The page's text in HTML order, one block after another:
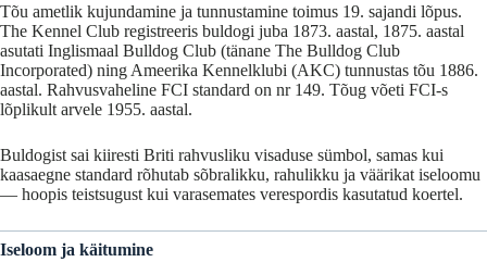
Tõu ametlik kujundamine ja tunnustamine toimus 19. sajandi lõpus.
The Kennel Club registreeris buldogi juba 1873. aastal, 1875. aastal
asutati Inglismaal Bulldog Club (tänane The Bulldog Club
Incorporated) ning Ameerika Kennelklubi (AKC) tunnustas tõu 1886.
aastal. Rahvusvaheline FCI standard on nr 149. Tõug võeti FCI-s
lõplikult arvele 1955. aastal.
Buldogist sai kiiresti Briti rahvusliku visaduse sümbol, samas kui
kaasaegne standard rõhutab sõbralikku, rahulikku ja väärikat iseloomu
— hoopis teistsugust kui varasemates verespordis kasutatud koertel.
Iseloom ja käitumine